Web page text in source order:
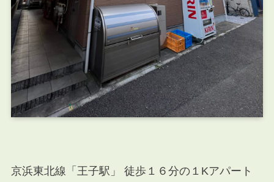
京浜東北線「王子駅」 徒歩１６分の１Kアパート